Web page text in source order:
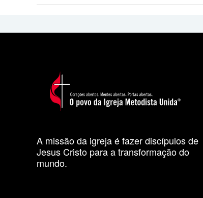
A missão da igreja é fazer discípulos de
Jesus Cristo para a transformação do
mundo.